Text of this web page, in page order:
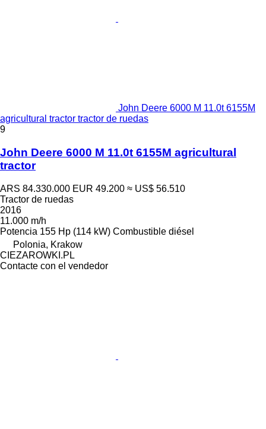
John Deere 6000 M 11.0t 6155M
agricultural tractor tractor de ruedas
9
John Deere 6000 M 11.0t 6155M agricultural
tractor
ARS 84.330.000 EUR 49.200 ≈ US$ 56.510
Tractor de ruedas
2016
11.000 m/h
Potencia 155 Hp (114 kW) Combustible diésel
Polonia, Krakow
CIEZAROWKI.PL
Contacte con el vendedor